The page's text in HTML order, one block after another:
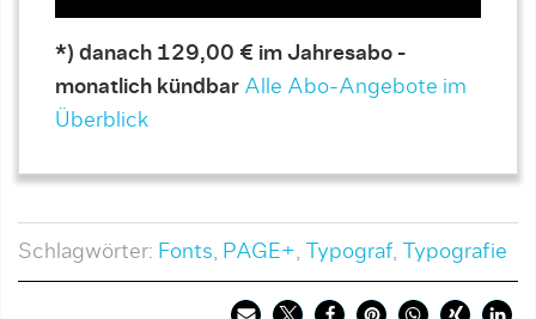
*) danach 129,00 € im Jahresabo -
monatlich kündbar Alle Abo-Angebote im
Überblick
Schlagwörter: Fonts, PAGE+, Typograf, Typografie